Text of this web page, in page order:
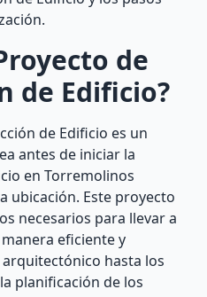
de
de Edificio?
de Edificio es un
antes de iniciar la
en Torremolinos
ubicación. Este proyecto
necesarios para llevar a
eficiente y
hasta los
planificación de los